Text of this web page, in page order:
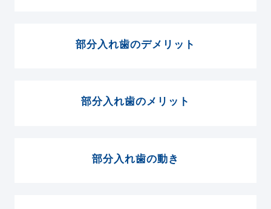
部分入れ歯のデメリット
部分入れ歯のメリット
部分入れ歯の動き